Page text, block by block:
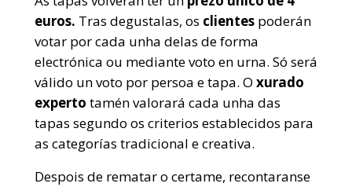
euros. Tras degustalas, os clientes poderán
votar por cada unha delas de forma
electrónica ou mediante voto en urna. Só será
válido un voto por persoa e tapa. O xurado
experto tamén valorará cada unha das
tapas segundo os criterios establecidos para
as categorías tradicional e creativa.
Despois de rematar o certame, recontaranse